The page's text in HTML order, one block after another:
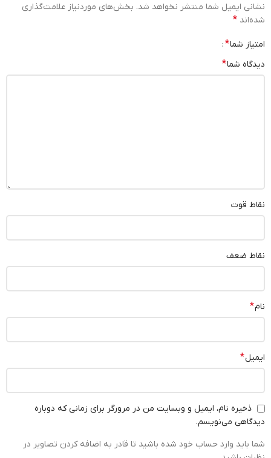
نشانی ایمیل شما منتشر نخواهد شد. بخش‌های موردنیاز علامت‌گذاری
شده‌اند *
امتیاز شما*
دیدگاه شما*
نقاط قوت
نقاط ضعف
نام*
ایمیل*
ذخیره نام، ایمیل و وبسایت من در مرورگر برای زمانی که دوباره
دیدگاهی می‌نویسم.
شما باید وارد حساب خود شده باشید تا قادر به اضافه کردن تصاویر در